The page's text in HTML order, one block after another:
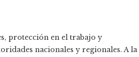
protección en el trabajo y
nacionales y regionales. A la